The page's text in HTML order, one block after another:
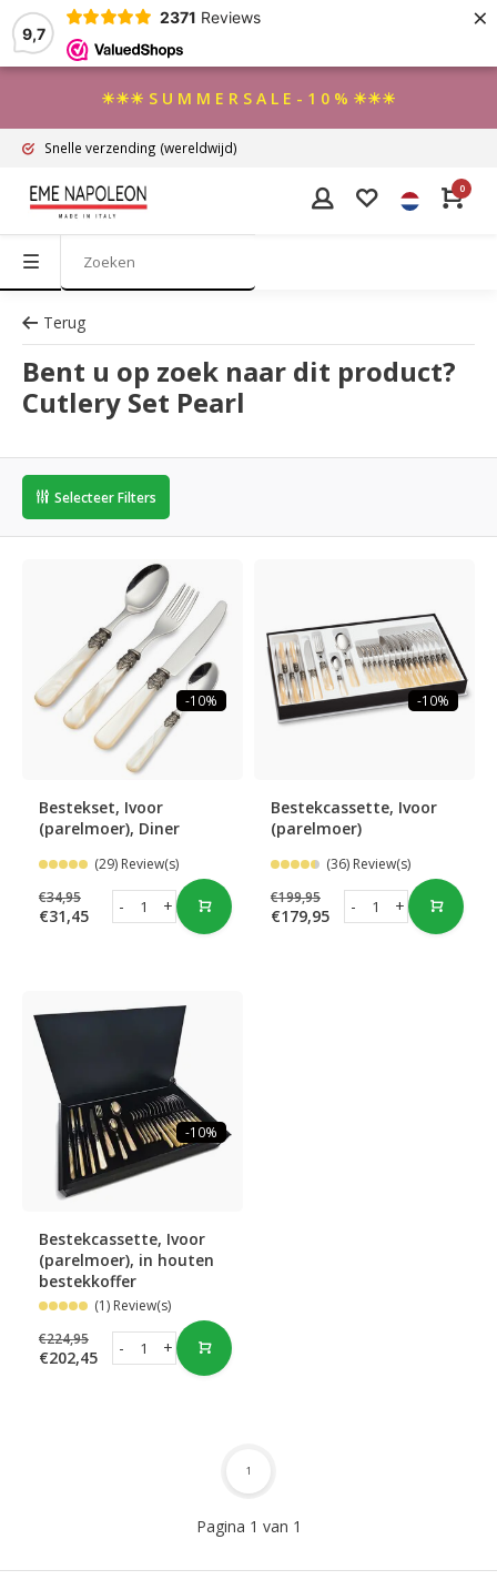
9,7
2371 Reviews ×
☀☀☀ S U M M E R S A L E - 1 0 % ☀☀☀
Snelle verzending (wereldwijd)
0
Terug
Bent u op zoek naar dit product?
Cutlery Set Pearl
Selecteer Filters
-10%
Bestekset, Ivoor
(parelmoer), Diner
(29) Review(s)
€34,95
€31,45 +
-
-10%
Bestekcassette, Ivoor
(parelmoer)
(36) Review(s)
€199,95
€179,95 +
-
-10%
Bestekcassette, Ivoor
(parelmoer), in houten
bestekkoffer
(1) Review(s)
€224,95
€202,45 +
-
Pagina 1 van 1
1